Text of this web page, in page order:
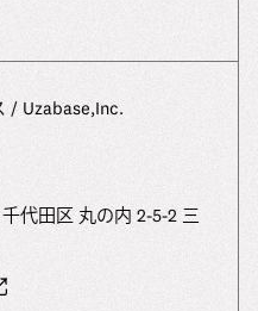
/ Uzabase,Inc.
代田区 丸の内 2-5-2 三